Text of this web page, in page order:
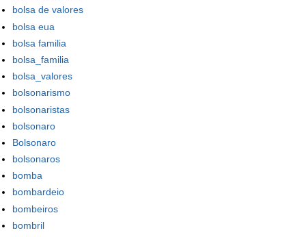
bolsa de valores
bolsa eua
bolsa familia
bolsa_familia
bolsa_valores
bolsonarismo
bolsonaristas
bolsonaro
Bolsonaro
bolsonaros
bomba
bombardeio
bombeiros
bombril